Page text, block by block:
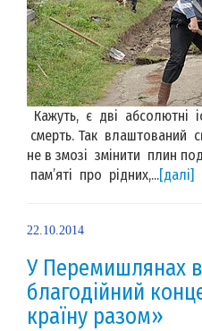
Кажуть, є дві абсолютні
смерть. Так влаштований
не в змозі змінити плин
пам’яті про рідних,...[далі]
22.10.2014
У Перемишлянах
благодійний
країну разом»